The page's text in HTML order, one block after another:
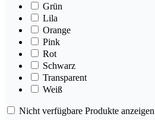
Grün
Lila
Orange
Pink
Rot
Schwarz
Transparent
Weiß
Nicht verfügbare Produkte anzeigen